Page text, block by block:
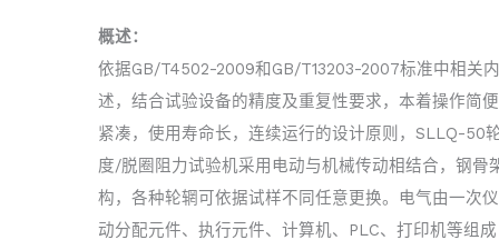
概述：
依据GB/T4502-2009和GB/T13203-2007标准中相关
述，结合试验设备的精度及重复性要求，本着操作简
紧凑，使用寿命长，连续运行的设计原则，SLLQ-50
度/脱圈阻力试验机采用电动与机械传动相结合，钢骨
构，各种轮辋可依据试样不同任意更换。电气由一次
动分配元件、执行元件、计算机、PLC、打印机等组